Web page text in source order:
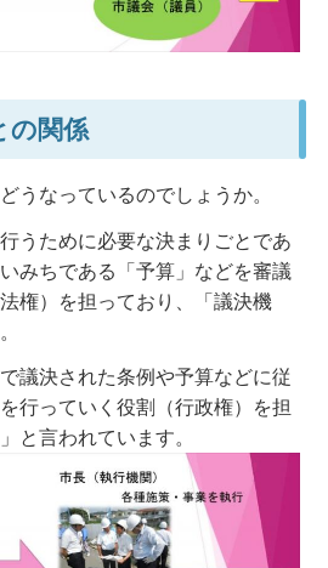
の関係
うなっているのでしょうか。
うために必要な決まりごとであ
みちである「予算」などを審議
権）を担っており、「議決機
議決された条例や予算などに従
行っていく役割（行政権）を担
と言われています。